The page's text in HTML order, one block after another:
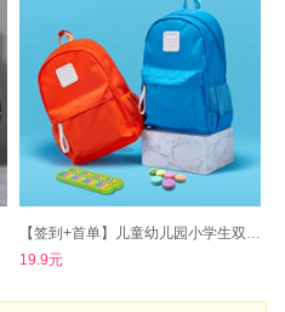
【签到+首单】儿童幼儿园小学生双肩书包
19.9元